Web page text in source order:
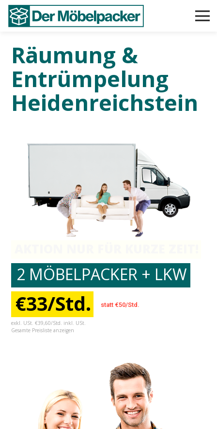
Räumung &
Entrümpelung
Heidenreichstein
2 MÖBELPACKER + LKW
statt €50/Std.
€33/Std.
exkl. USt. €39,60/Std. inkl. USt.
Gesamte Preisliste anzeigen